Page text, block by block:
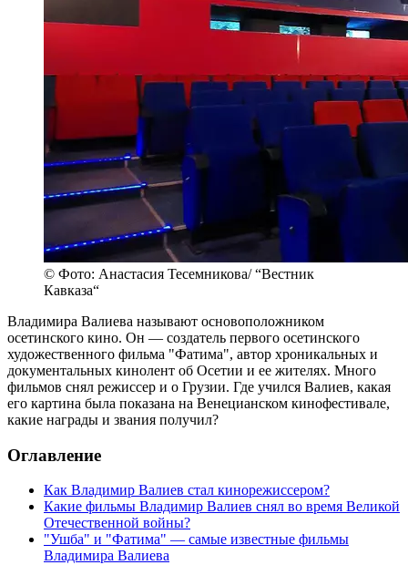
© Фото: Анастасия Тесемникова/ “Вестник
Кавказа“
Владимира Валиева называют основоположником
осетинского кино. Он — создатель первого осетинского
художественного фильма "Фатима", автор хроникальных и
документальных кинолент об Осетии и ее жителях. Много
фильмов снял режиссер и о Грузии. Где учился Валиев, какая
его картина была показана на Венецианском кинофестивале,
какие награды и звания получил?
Оглавление
Как Владимир Валиев стал кинорежиссером?
Какие фильмы Владимир Валиев снял во время Великой
Отечественной войны?
"Ушба" и "Фатима" — самые известные фильмы
Владимира Валиева